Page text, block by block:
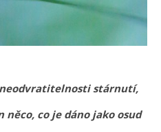
neodvratitelnosti stárnutí,
něco, co je dáno jako osud